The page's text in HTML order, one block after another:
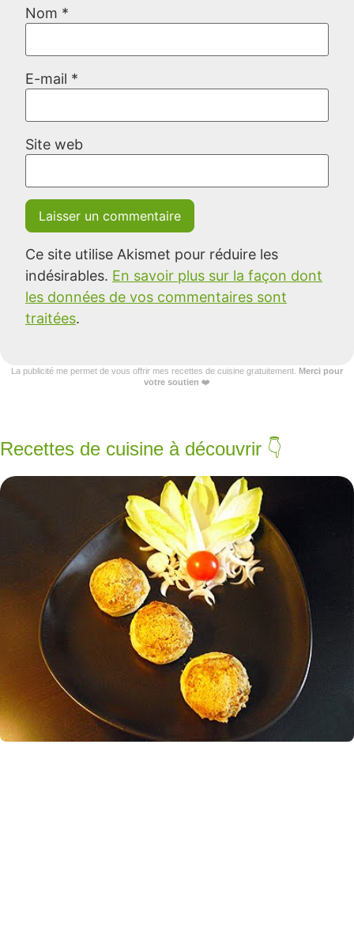
Nom *
E-mail *
Site web
Ce site utilise Akismet pour réduire les
indésirables. En savoir plus sur la façon dont
les données de vos commentaires sont
traitées.
La publicité me permet de vous offrir mes recettes de cuisine gratuitement. Merci pour
votre soutien ❤️
Recettes de cuisine à découvrir 👇